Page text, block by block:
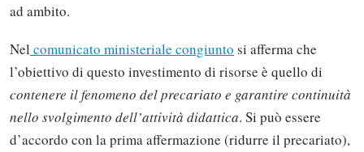
ad ambito.
Nel comunicato ministeriale congiunto si afferma che
l’obiettivo di questo investimento di risorse è quello di
contenere il fenomeno del precariato e garantire continuità
nello svolgimento dell’attività didattica. Si può essere
d’accordo con la prima affermazione (ridurre il precariato),